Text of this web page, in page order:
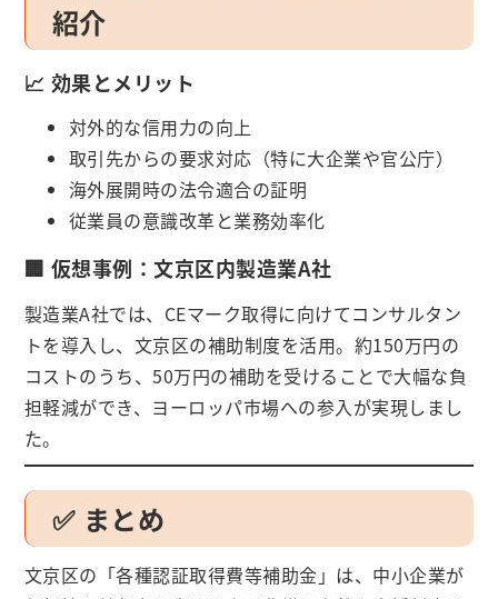
紹介
📈 効果とメリット
対外的な信用力の向上
取引先からの要求対応（特に大企業や官公庁）
海外展開時の法令適合の証明
従業員の意識改革と業務効率化
🏢 仮想事例：文京区内製造業A社
製造業A社では、CEマーク取得に向けてコンサルタン
トを導入し、文京区の補助制度を活用。約150万円の
コストのうち、50万円の補助を受けることで大幅な負
担軽減ができ、ヨーロッパ市場への参入が実現しまし
た。
✅ まとめ
文京区の「各種認証取得費等補助金」は、中小企業が